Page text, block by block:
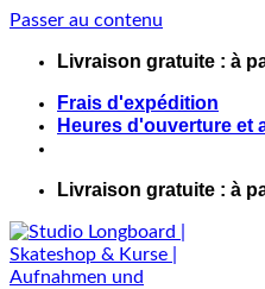
Passer au contenu
Livraison gratuite : à
Frais d'expédition
Heures d'ouverture et
Livraison gratuite : à